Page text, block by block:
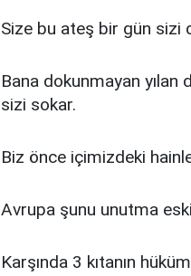
Size bu ateş bir gün sizi
Bana dokunmayan
sizi sokar.
Biz önce içimizdeki
Avrupa şunu unutma
Karşında 3 kıtanın